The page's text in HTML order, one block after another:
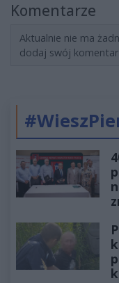
Komentarze
Aktualnie nie ma
dodaj swój